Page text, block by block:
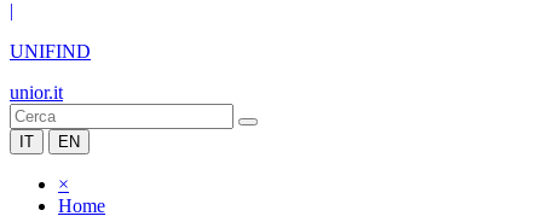
|
UNIFIND
unior.it
IT EN
×
Home